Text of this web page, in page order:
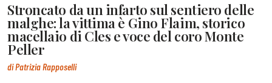
Stroncato da un infarto sul sentiero delle
malghe: la vittima è Gino Flaim, storico
macellaio di Cles e voce del coro Monte
Peller
di Patrizia Rapposelli